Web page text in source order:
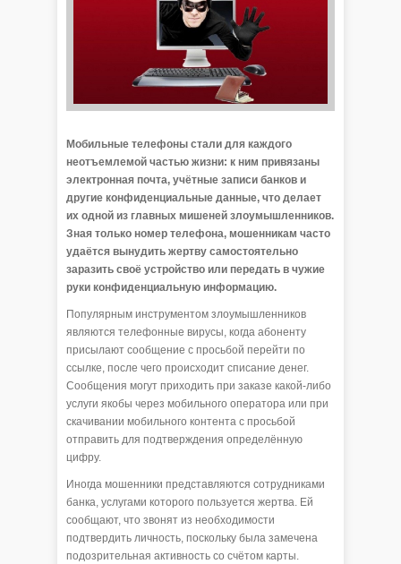
Мобильные телефоны стали для каждого
неотъемлемой частью жизни: к ним привязаны
электронная почта, учётные записи банков и
другие конфиденциальные данные, что делает
их одной из главных мишеней злоумышленников.
Зная только номер телефона, мошенникам часто
удаётся вынудить жертву самостоятельно
заразить своё устройство или передать в чужие
руки конфиденциальную информацию.
Популярным инструментом злоумышленников
являются телефонные вирусы, когда абоненту
присылают сообщение с просьбой перейти по
ссылке, после чего происходит списание денег.
Сообщения могут приходить при заказе какой-либо
услуги якобы через мобильного оператора или при
скачивании мобильного контента с просьбой
отправить для подтверждения определённую
цифру.
Иногда мошенники представляются сотрудниками
банка, услугами которого пользуется жертва. Ей
сообщают, что звонят из необходимости
подтвердить личность, поскольку была замечена
подозрительная активность со счётом карты.